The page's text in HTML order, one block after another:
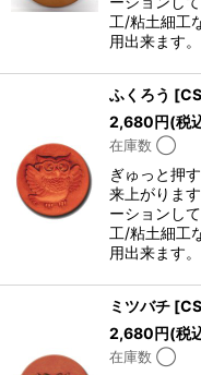
工/粘土細工
用出来ます。
ふくろう [
2,680円(税
在庫数 ◯
ぎゅっと押
来上がりま
ーションし
工/粘土細工
用出来ます。
ミツバチ [
2,680円(税
在庫数 ◯